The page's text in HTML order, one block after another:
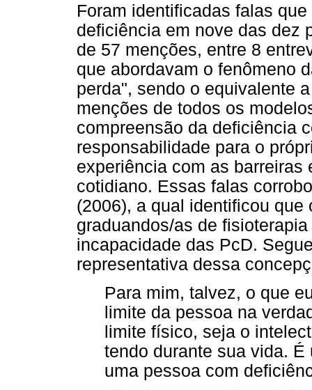
Foram identificadas falas
deficiência em nove das dez
de 57 menções, entre 8
que abordavam o fenômeno
perda", sendo o equivalente
menções de todos os
compreensão da deficiência
responsabilidade para o
experiência com as
cotidiano. Essas falas
(2006), a qual identificou
graduandos/as de
incapacidade das PcD.
representativa dessa
Para mim, talvez, o que
limite da pessoa na
limite físico, seja o
tendo durante sua vida.
uma pessoa com